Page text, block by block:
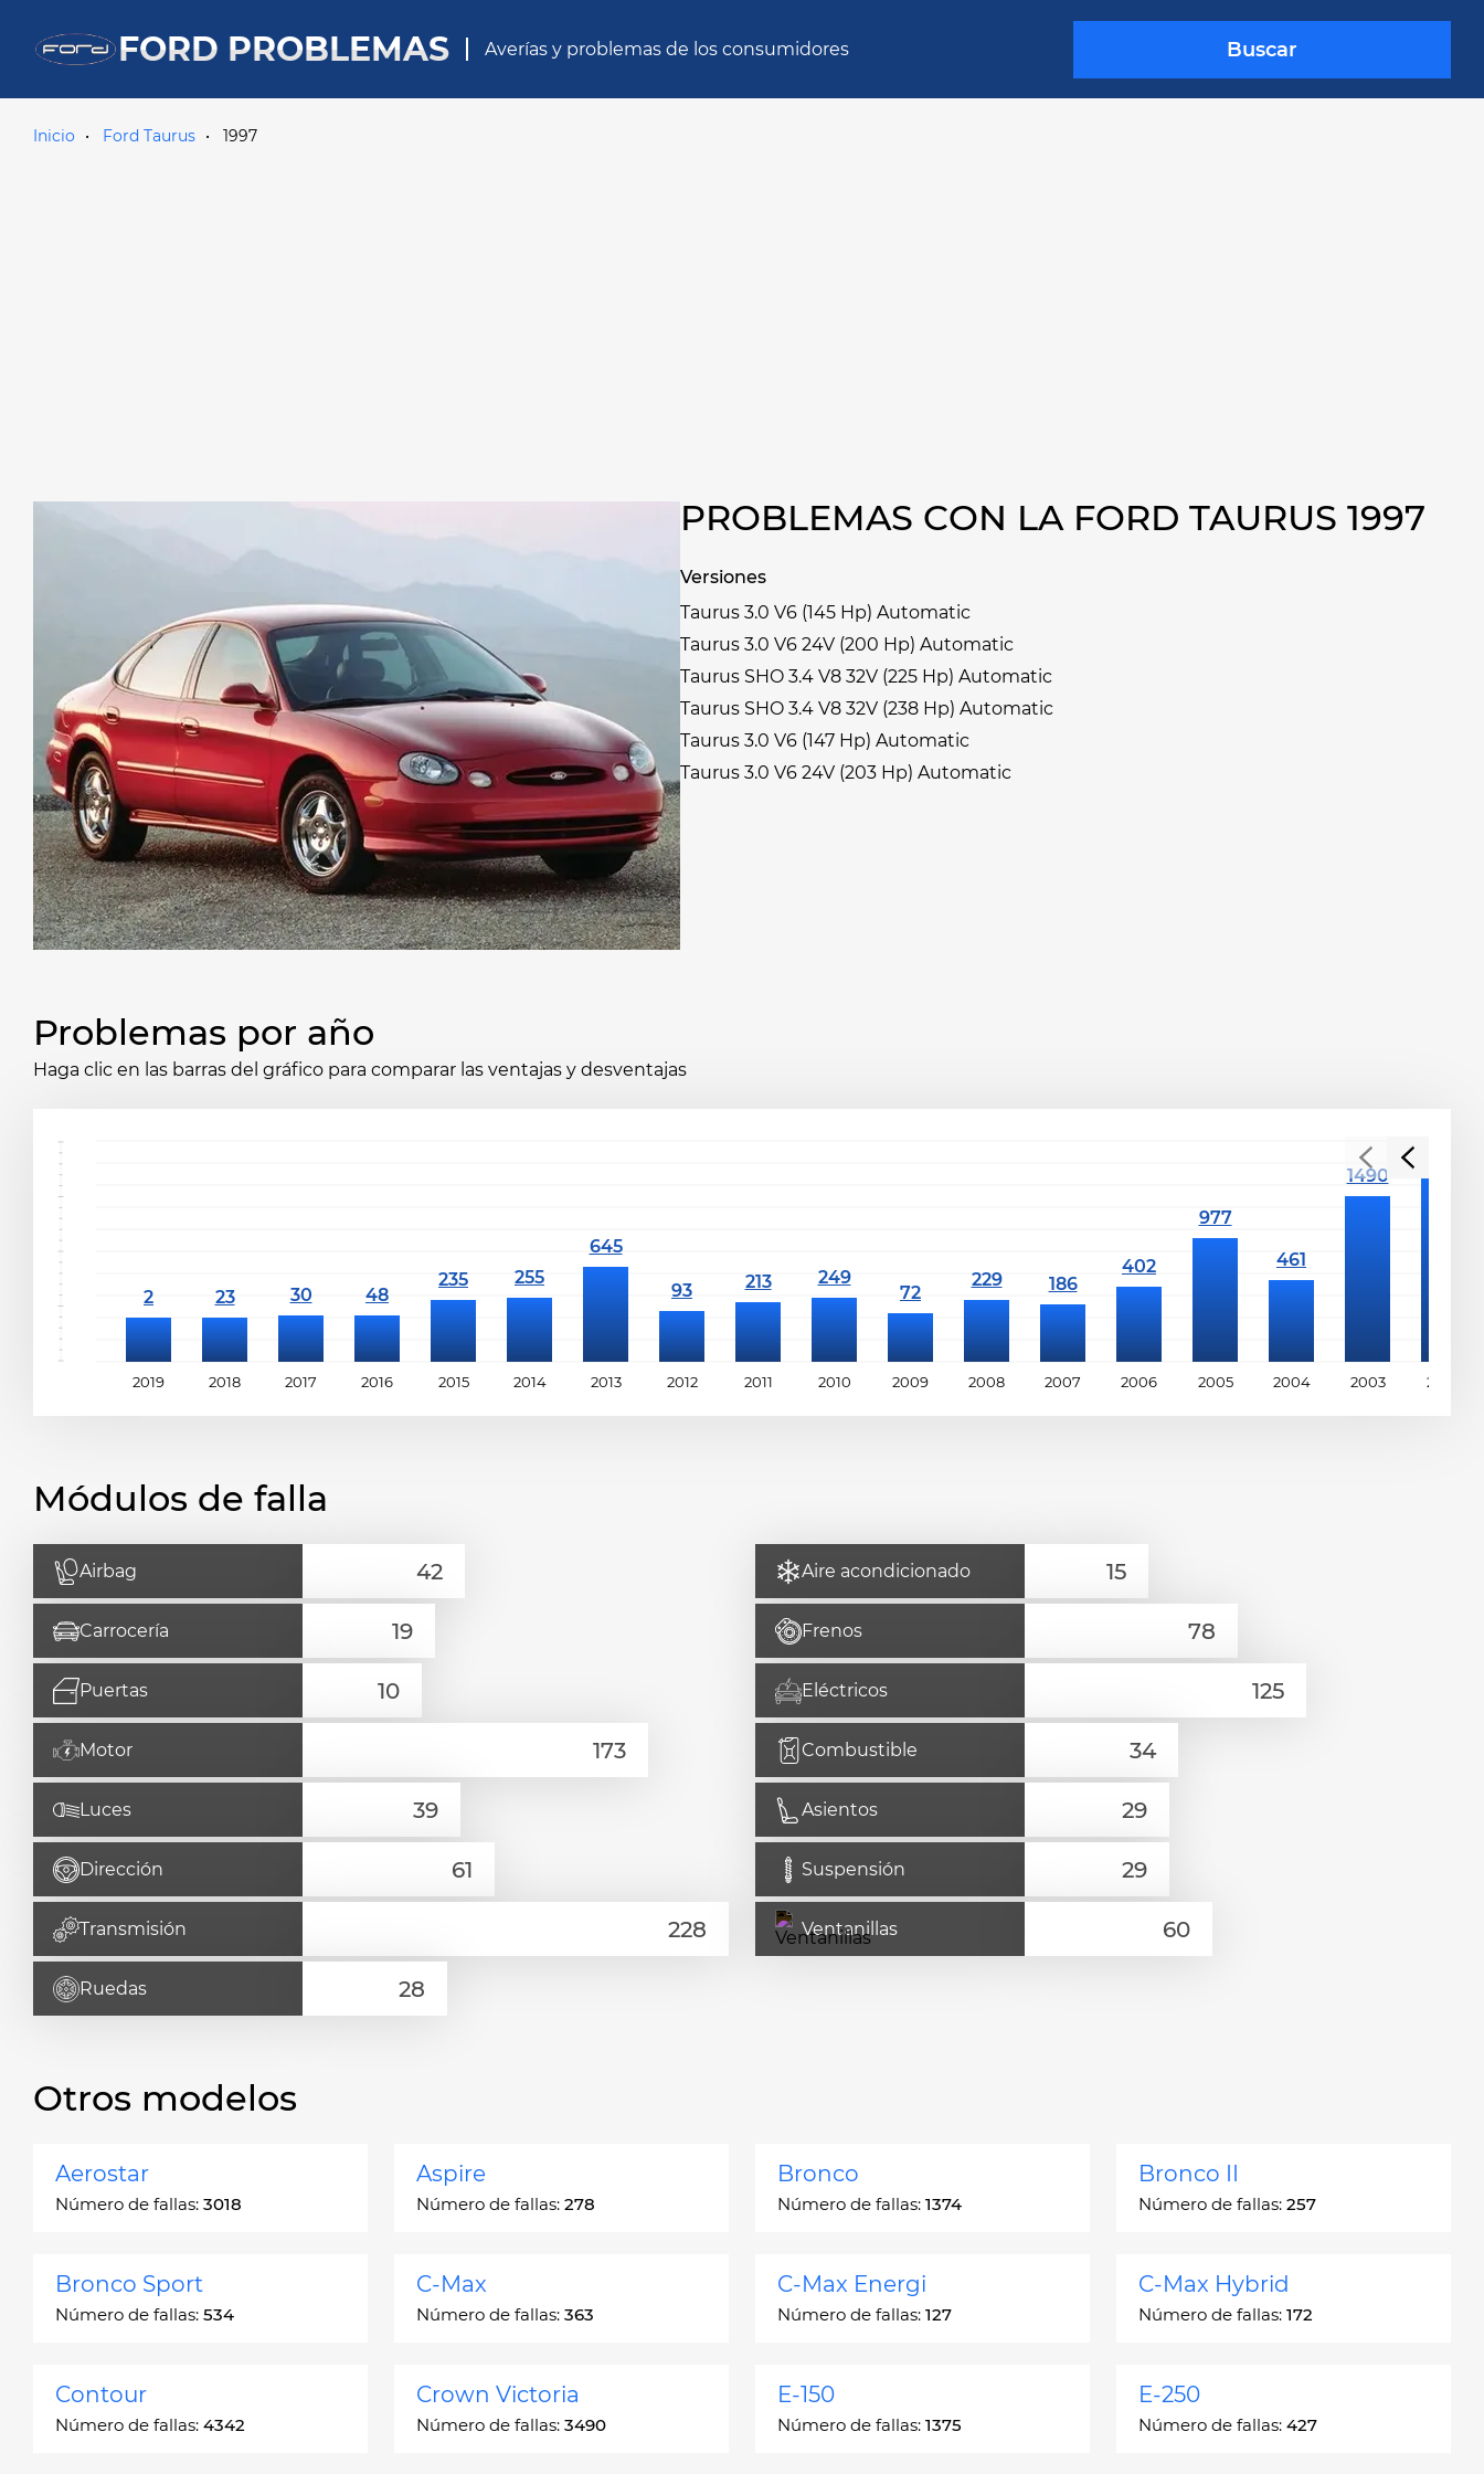
FORD PROBLEMAS Averías y problemas de los consumidores Buscar
Inicio Ford Taurus 1997
PROBLEMAS CON LA FORD TAURUS 1997
Versiones
Taurus 3.0 V6 (145 Hp) Automatic
Taurus 3.0 V6 24V (200 Hp) Automatic
Taurus SHO 3.4 V8 32V (225 Hp) Automatic
Taurus SHO 3.4 V8 32V (238 Hp) Automatic
Taurus 3.0 V6 (147 Hp) Automatic
Taurus 3.0 V6 24V (203 Hp) Automatic
Problemas por año
Haga clic en las barras del gráfico para comparar las ventajas y desventajas
2019 2018 2017 2016 2015 2014 2013 2012 2011 2010 2009 2008 2007 2006 2005 2004 2003 2002
Módulos de falla
Airbag Aire acondicionado
Carrocería Frenos
Puertas Eléctricos
Motor Combustible
Luces Asientos
Dirección Suspensión
Transmisión Ventanillas
Ruedas
Otros modelos
Aerostar
Número de fallas: 3018
Aspire
Número de fallas: 278
Bronco
Número de fallas: 1374
Bronco II
Número de fallas: 257
Bronco Sport
Número de fallas: 534
C-Max
Número de fallas: 363
C-Max Energi
Número de fallas: 127
C-Max Hybrid
Número de fallas: 172
Contour
Número de fallas: 4342
Crown Victoria
Número de fallas: 3490
E-150
Número de fallas: 1375
E-250
Número de fallas: 427